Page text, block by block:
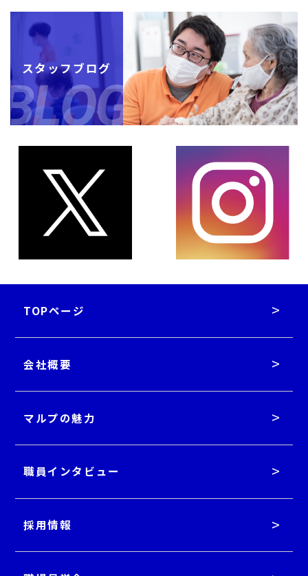
スタッフブログ
TOPページ
会社概要
マルプの魅力
職員インタビュー
採用情報